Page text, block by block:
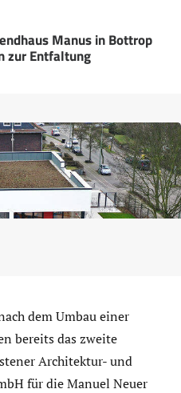
Manus in Bottrop
zur Entfaltung
dem Umbau einer
bereits das zweite
Architektur- und
für die Manuel Neuer